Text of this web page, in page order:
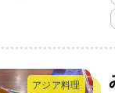
アジア料理